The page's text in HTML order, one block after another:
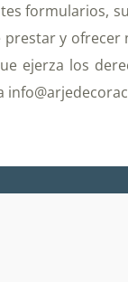
formularios,
y
ejerza los